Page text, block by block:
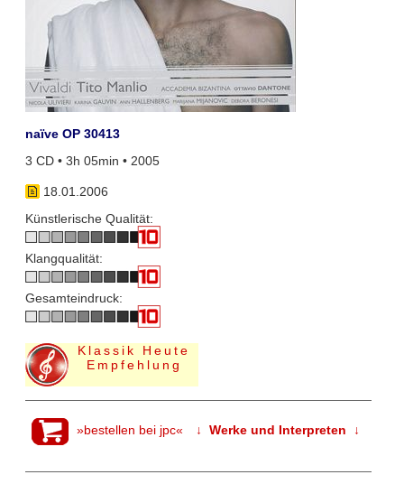
naïve OP 30413
3 CD • 3h 05min • 2005
18.01.2006
Künstlerische Qualität:
Klangqualität:
Gesamteindruck:
Klassik Heute
Empfehlung
»bestellen bei jpc« ↓ Werke und Interpreten ↓